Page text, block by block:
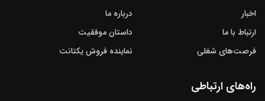
اخبار
درباره ما
ارتباط با ما
داستان موفقیت
فرصت‌های شغلی
نماینده فروش یکتانت
راه‌های ارتباطی